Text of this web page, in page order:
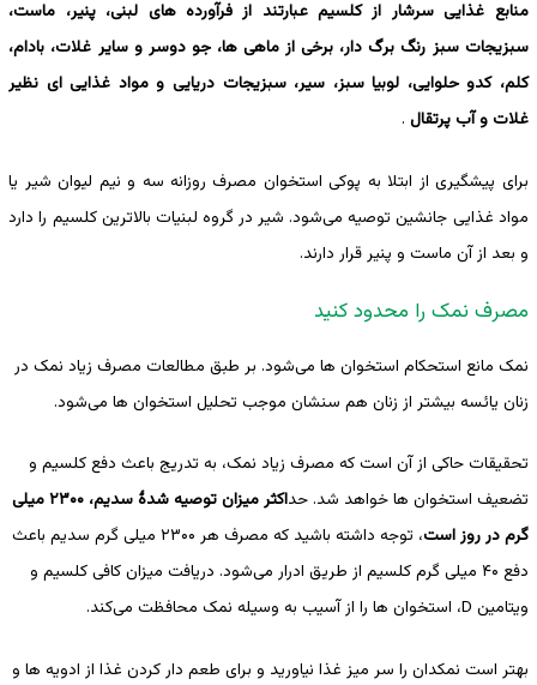
منابع غذایی سرشار از کلسیم عبارتند از فرآورده های لبنی، پنیر، ماست،
سبزیجات سبز رنگ برگ دار، برخی از ماهی ها، جو دوسر و سایر غلات، بادام،
کلم، کدو حلوایی، لوبیا سبز، سیر، سبزیجات دریایی و مواد غذایی ای نظیر
غلات و آب پرتقال .
برای پیشگیری از ابتلا به پوکی استخوان مصرف روزانه سه و نیم لیوان شیر یا
مواد غذایی جانشین توصیه می‌شود. شیر در گروه لبنیات بالاترین کلسیم را دارد
و بعد از آن ماست و پنیر قرار دارند.
مصرف نمک را محدود کنید
نمک مانع استحکام استخوان ها می‌شود. بر طبق مطالعات مصرف زیاد نمک در
زنان یائسه بیشتر از زنان هم سنشان موجب تحلیل استخوان ها می‌شود.
تحقیقات حاکی از آن است که مصرف زیاد نمک، به تدریج باعث دفع کلسیم و
تضعیف استخوان ها خواهد شد. حد
اکثر میزان توصیه شدۀ سدیم، ۲۳۰۰ میلی
گرم در روز است
، توجه داشته باشید که مصرف هر ۲۳۰۰ میلی گرم سدیم باعث
دفع ۴۰ میلی گرم کلسیم از طریق ادرار می‌شود. دریافت میزان کافی کلسیم و
ویتامین D، استخوان ها را از آسیب به وسیله نمک محافظت می‌کند.
بهتر است نمکدان را سر میز غذا نیاورید و برای طعم دار کردن غذا از ادویه ها و